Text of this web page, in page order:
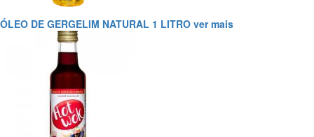
ÓLEO DE GERGELIM NATURAL 1 LITRO ver mais